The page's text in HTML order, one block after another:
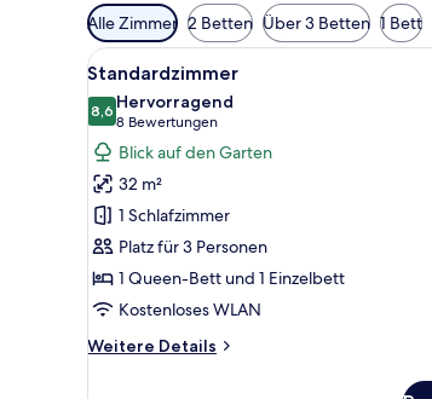
Verfügbare
Filter
für
Zimmer
Alle Zimmer 2 Betten Über 3 Betten 1 Bett
Alle
Fotos
für
Standardzimmer
anzeigen
Ein
3
Standardzimmer
8,68,6 von 10
Hervorragend
8 Bewertungen
(8
Bewertungen)
Blick auf den Garten
32 m²
1 Schlafzimmer
Platz für 3 Personen
1 Queen-Bett und 1 Einzelbett
Kostenloses WLAN
Weitere Details
Weitere